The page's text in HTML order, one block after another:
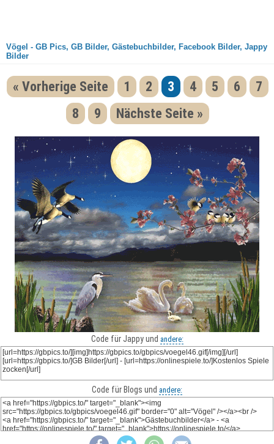
Vögel - GB Pics, GB Bilder, Gästebuchbilder, Facebook Bilder, Jappy
Bilder
« Vorherige Seite 1 2 3 4 5 6
7
8
9 Nächste Seite »
Code für Jappy und andere:
Code für Blogs und andere: